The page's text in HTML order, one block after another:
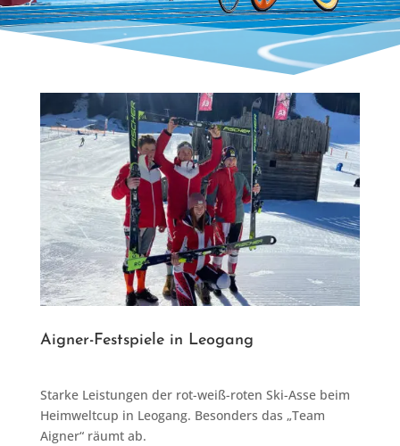
Aigner-Festspiele in Leogang
Starke Leistungen der rot-weiß-roten Ski-Asse beim
Heimweltcup in Leogang. Besonders das „Team
Aigner“ räumt ab.